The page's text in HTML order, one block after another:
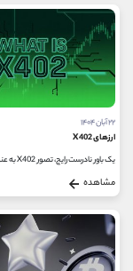
۲۲ آبان ۱۴۰۴
ارزهای X402
مشاهده